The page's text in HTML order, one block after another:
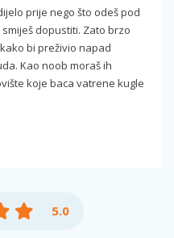
prije nego što odeš pod
dopustiti. Zato brzo
bi preživio napad
Kao noob moraš ih
koje baca vatrene kugle
5.0